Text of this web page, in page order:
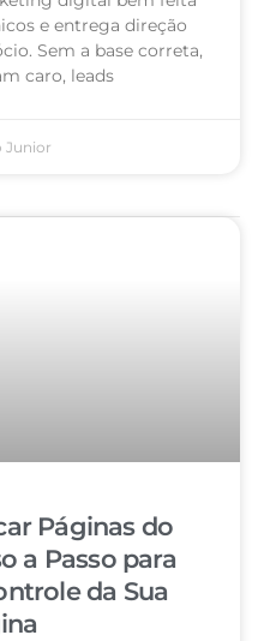
e entrega direção
Sem a base correta,
caro, leads
Junior
Páginas do
a Passo para
da Sua